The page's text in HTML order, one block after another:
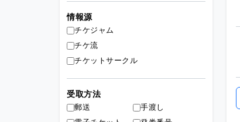
情報源
チケジャム
チケ流
チケットサークル
受取方法
郵送
手渡し